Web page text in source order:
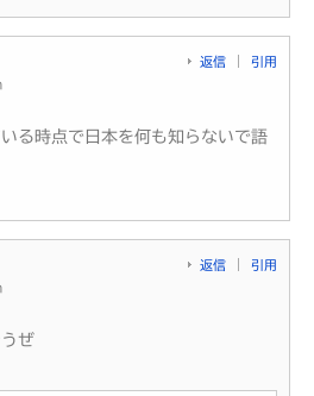
返信 引用
る時点で日本を何も知らないで語
返信 引用
ぜ